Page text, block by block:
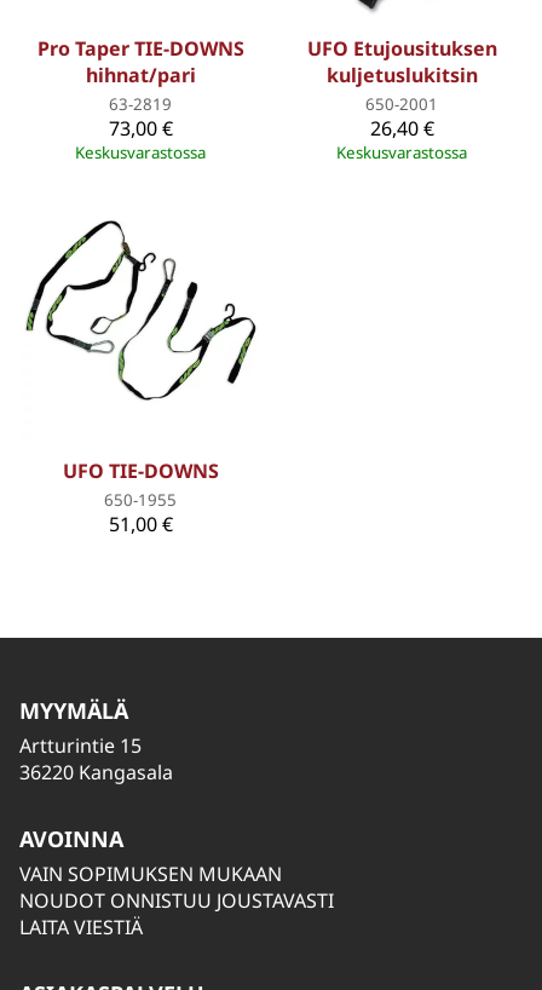
Pro Taper TIE-DOWNS
hihnat/pari
63-2819
73,00 €
Keskusvarastossa
UFO Etujousituksen
kuljetuslukitsin
650-2001
26,40 €
Keskusvarastossa
UFO TIE-DOWNS
650-1955
51,00 €
MYYMÄLÄ
Artturintie 15
36220 Kangasala
AVOINNA
VAIN SOPIMUKSEN MUKAAN
NOUDOT ONNISTUU JOUSTAVASTI
LAITA VIESTIÄ